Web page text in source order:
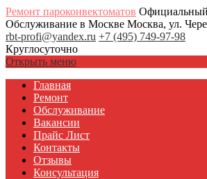
Ремонт пароконвектоматов
Обслуживание в Москве Москва, ул.
rbt-profi@yandex.ru +7 (495) 749-97-98
Круглосуточно
Открыть меню
Главная
Ремонт
Обслуживание
Вакансии
Прайс Лист
Контакты
Отзывы
Консультация